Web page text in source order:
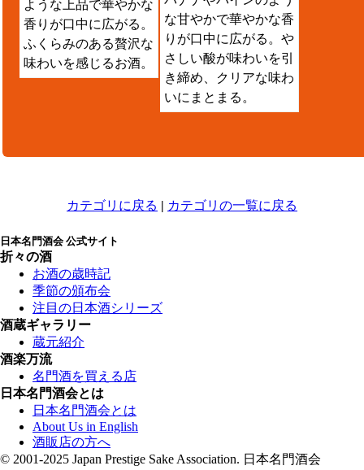
ような上品で華やかな
香りが口中に広がる。
ふくらみのある贅沢な
味わいを感じるお酒。
な甘やかで華やかな香
りが口中に広がる。や
さしい酸が味わいを引
き締め、クリアな味わ
いにまとまる。
カテゴリに戻る | カテゴリの一覧に戻る
日本名門酒会 公式サイト
折々の酒
お酒の歳時記
季節の頒布会
注目の日本酒シリーズ
酒蔵ギャラリー
蔵元紹介
酒楽万流
名門酒を買える店
日本名門酒会とは
日本名門酒会とは
About Us in English
酒販店の方へ
© 2001-2025 Japan Prestige Sake Association. 日本名門酒会